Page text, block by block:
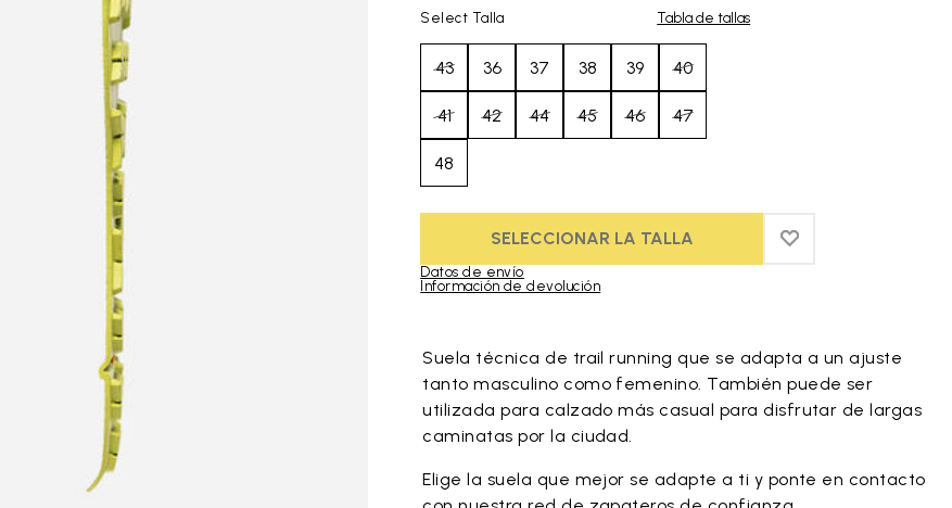
Select Talla Tabla de tallas
43 36 37 38 39 40
41 42 44 45 46 47
48
SELECCIONAR LA TALLA ADD TO WISHLIST
ADD TO WISHLIST
Datos de envío
Información de devolución
Suela técnica de trail running que se adapta a un ajuste
tanto masculino como femenino. También puede ser
utilizada para calzado más casual para disfrutar de largas
caminatas por la ciudad.
Elige la suela que mejor se adapte a ti y ponte en contacto